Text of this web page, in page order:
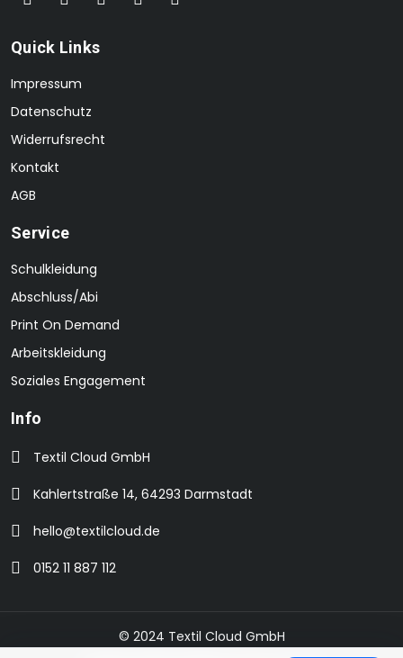
Quick Links
Impressum
Datenschutz
Widerrufsrecht
Kontakt
AGB
Service
Schulkleidung
Abschluss/Abi
Print On Demand
Arbeitskleidung
Soziales Engagement
Info
Textil Cloud GmbH
Kahlertstraße 14, 64293 Darmstadt
hello@textilcloud.de
0152 11 887 112
© 2024 Textil Cloud GmbH